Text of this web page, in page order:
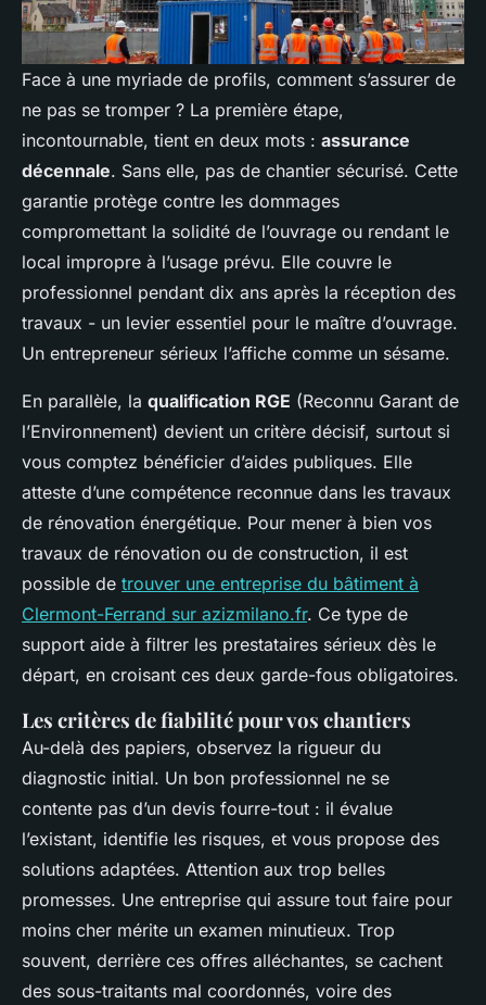
Face à une myriade de profils, comment s’assurer de
ne pas se tromper ? La première étape,
incontournable, tient en deux mots : assurance
décennale. Sans elle, pas de chantier sécurisé. Cette
garantie protège contre les dommages
compromettant la solidité de l’ouvrage ou rendant le
local impropre à l’usage prévu. Elle couvre le
professionnel pendant dix ans après la réception des
travaux - un levier essentiel pour le maître d’ouvrage.
Un entrepreneur sérieux l’affiche comme un sésame.
En parallèle, la qualification RGE (Reconnu Garant de
l’Environnement) devient un critère décisif, surtout si
vous comptez bénéficier d’aides publiques. Elle
atteste d’une compétence reconnue dans les travaux
de rénovation énergétique. Pour mener à bien vos
travaux de rénovation ou de construction, il est
possible de trouver une entreprise du bâtiment à
Clermont-Ferrand sur azizmilano.fr. Ce type de
support aide à filtrer les prestataires sérieux dès le
départ, en croisant ces deux garde-fous obligatoires.
Les critères de fiabilité pour vos chantiers
Au-delà des papiers, observez la rigueur du
diagnostic initial. Un bon professionnel ne se
contente pas d’un devis fourre-tout : il évalue
l’existant, identifie les risques, et vous propose des
solutions adaptées. Attention aux trop belles
promesses. Une entreprise qui assure tout faire pour
moins cher mérite un examen minutieux. Trop
souvent, derrière ces offres alléchantes, se cachent
des sous-traitants mal coordonnés, voire des